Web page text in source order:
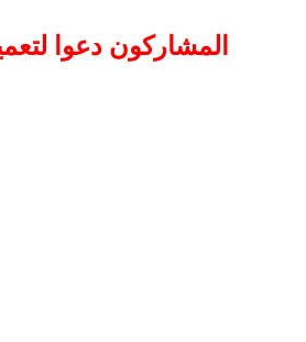
المشاركون دعوا